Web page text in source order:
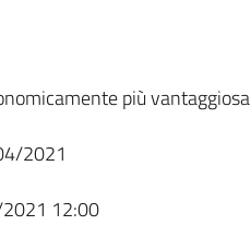
più vantaggiosa
2021
12:00